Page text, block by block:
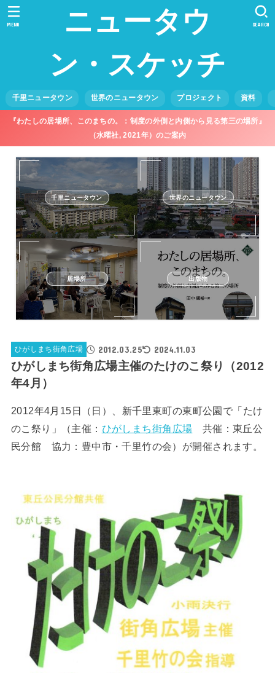
ニュータウ
ン・スケッチ
千里ニュータウン 世界のニュータウン プロジェクト 資料
SEARCH
MENU
『わたしの居場所、このまちの。：制度の外側と内側から見る第三の場所』
（水曜社, 2021年）のご案内
千里ニュータウン 世界のニュータウン
居場所 出版物
ひがしまち街角広場 2012.03.25 2024.11.03
ひがしまち街角広場主催のたけのこ祭り（2012
年4月）
2012年4月15日（日）、新千里東町の東町公園で「たけ
のこ祭り」（主催： ひがしまち街角広場 共催：東丘公
民分館 協力：豊中市・千里竹の会）が開催されます。